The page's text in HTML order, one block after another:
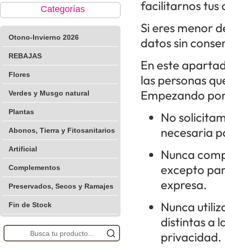
Categorías
Otono-Invierno 2026
REBAJAS
Flores
Verdes y Musgo natural
Plantas
Abonos, Tierra y Fitosanitarios
Artificial
Complementos
Preservados, Secos y Ramajes
Fin de Stock
facilitarnos tus
Si eres menor
datos sin
En este
las personas
Empezando
No
necesaria
Nunca
excepto
expresa.
Nunca
distintas a
privacidad.